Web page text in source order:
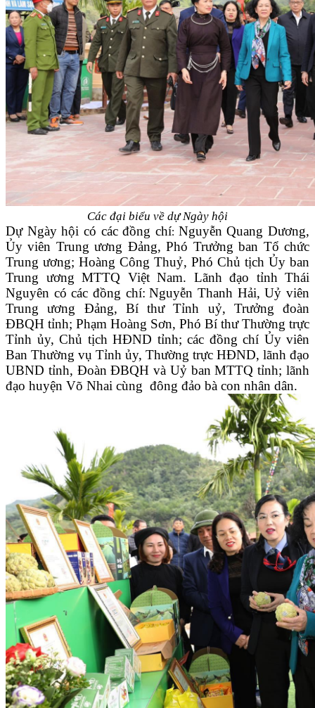
Các đại biểu về dự Ngày hội
Dự Ngày hội có các đồng chí: Nguyễn Quang Dương,
Ủy viên Trung ương Đảng, Phó Trưởng ban Tổ chức
Trung ương; Hoàng Công Thuỷ, Phó Chủ tịch Ủy ban
Trung ương MTTQ Việt Nam. Lãnh đạo tỉnh Thái
Nguyên có các đồng chí: Nguyễn Thanh Hải, Uỷ viên
Trung ương Đảng, Bí thư Tỉnh uỷ, Trưởng đoàn
ĐBQH tỉnh; Phạm Hoàng Sơn, Phó Bí thư Thường trực
Tỉnh ủy, Chủ tịch HĐND tỉnh; các đồng chí Ủy viên
Ban Thường vụ Tỉnh ủy, Thường trực HĐND, lãnh đạo
UBND tỉnh, Đoàn ĐBQH và Uỷ ban MTTQ tỉnh; lãnh
đạo huyện Võ Nhai cùng đông đảo bà con nhân dân.